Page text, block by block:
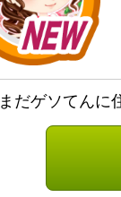
まだゲソてんに